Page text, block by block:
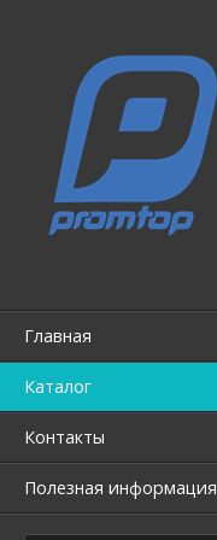
Главная
Каталог
Контакты
Полезная информация